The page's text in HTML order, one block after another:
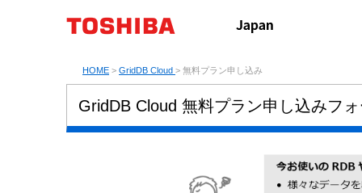
HOME > GridDB Cloud > 無料プラン申し込み
GridDB Cloud 無料プラン申し込みフ